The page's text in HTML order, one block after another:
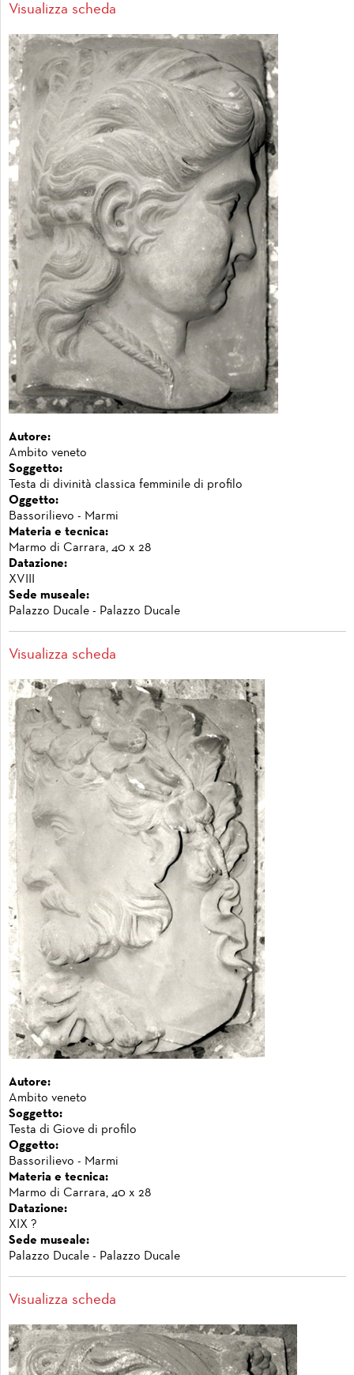
Visualizza scheda
Autore:
Ambito veneto
Soggetto:
Testa di divinità classica femminile di profilo
Oggetto:
Bassorilievo - Marmi
Materia e tecnica:
Marmo di Carrara, 40 x 28
Datazione:
XVIII
Sede museale:
Palazzo Ducale - Palazzo Ducale
Visualizza scheda
Autore:
Ambito veneto
Soggetto:
Testa di Giove di profilo
Oggetto:
Bassorilievo - Marmi
Materia e tecnica:
Marmo di Carrara, 40 x 28
Datazione:
XIX ?
Sede museale:
Palazzo Ducale - Palazzo Ducale
Visualizza scheda